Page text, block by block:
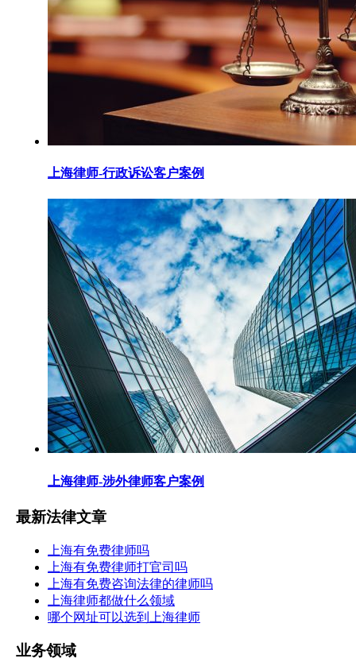
上海律师-行政诉讼客户案例
上海律师-涉外律师客户案例
最新法律文章
上海有免费律师吗
上海有免费律师打官司吗
上海有免费咨询法律的律师吗
上海律师都做什么领域
哪个网址可以选到上海律师
业务领域